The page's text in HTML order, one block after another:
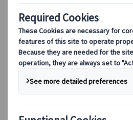
Saisonale Reisetipps
Highlights des Reiseziels
Kulturelle Einblicke
Kulinarische Erlebnisse
Entdecke Japan mit dem
Häufig gestellte Fragen
Wichtige Informationen
Etikette in Japan
Autofahren in Japan
Bei uns buchen
Japan Rail Pass
Unterkunft
Online-Beratung